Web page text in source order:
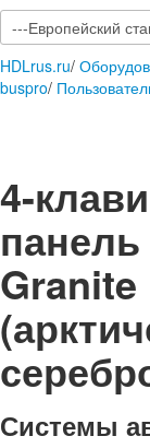
HDLrus.ru/
buspro/
4-
Granite
Системы